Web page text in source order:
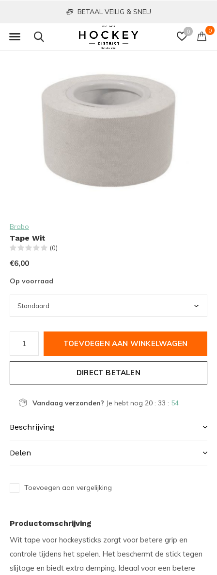
0 0
BETAAL VEILIG & SNEL!
Brabo
Tape Wit
(0)
€6,00
Op voorraad
TOEVOEGEN AAN WINKELWAGEN
DIRECT BETALEN
Vandaag verzonden? Je hebt nog 20 : 33 : 54
Beschrijving
Delen
Toevoegen aan vergelijking
Productomschrijving
Wit tape voor hockeysticks zorgt voor betere grip en
controle tijdens het spelen. Het beschermt de stick tegen
slijtage en biedt extra demping. Ideaal voor een betere